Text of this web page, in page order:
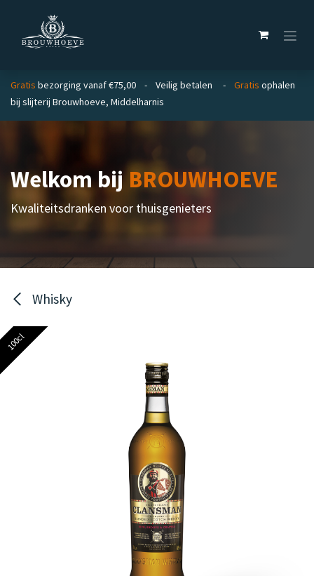
Gratis bezorging vanaf €75,00 - Veilig betalen - Gratis ophalen
bij slijterij Brouwhoeve, Middelharnis
Welkom bijBROUWHOEVE
Kwaliteitsdranken voor thuisgenieters
Whisky
100cl